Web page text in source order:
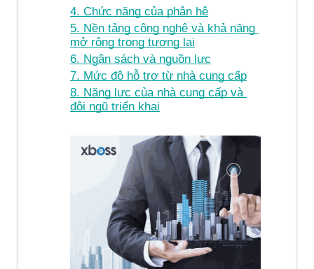
4. Chức năng của phân hệ
5. Nền tảng công nghệ và khả năng
mở rộng trong tương lai
6. Ngân sách và nguồn lực
7. Mức độ hỗ trợ từ nhà cung cấp
8. Năng lực của nhà cung cấp và
đội ngũ triển khai